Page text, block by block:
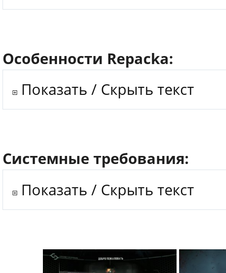
Особенности Repacka:
Показать / Скрыть текст
Системные требования:
Показать / Скрыть текст